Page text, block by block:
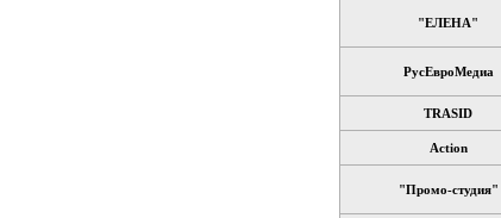
"ЕЛЕНА"
РусЕвроМедиа
TRASID
Action
"Промо-студия"